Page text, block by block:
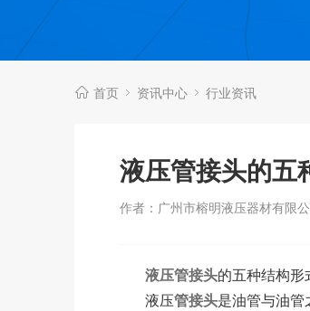
首页 资讯中心 行业资讯
液压管接头的五
作者：广州市榕明液压器材有限
液压管接头的五种结构形
液压管接头是油管与油管